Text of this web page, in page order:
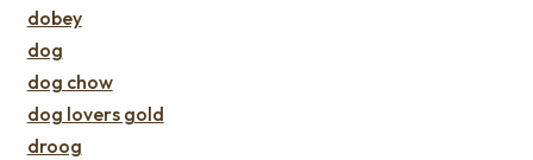
dobey
dog
dog chow
dog lovers gold
droog